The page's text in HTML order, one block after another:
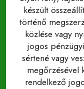
készült
történő
közlése vagy
jogos
sértené vagy
megőrzésével
rendelkező